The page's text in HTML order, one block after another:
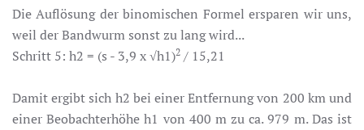
Die Auflösung der binomischen Formel ersparen wir uns,
weil der Bandwurm sonst zu lang wird...
Schritt 5: h2 = (s - 3,9 x √h1)2 / 15,21
Damit ergibt sich h2 bei einer Entfernung von 200 km und
einer Beobachterhöhe h1 von 400 m zu ca. 979 m. Das ist